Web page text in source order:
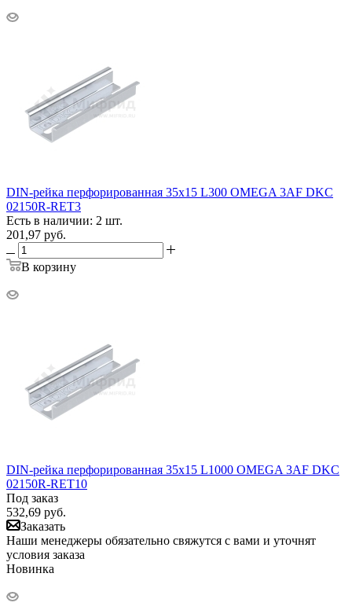
DIN-рейка перфорированная 35х15 L300 OMEGA 3AF DKC
02150R-RET3
Есть в наличии: 2 шт.
201,97 руб.
В корзину
DIN-рейка перфорированная 35х15 L1000 OMEGA 3AF DKC
02150R-RET10
Под заказ
532,69 руб.
Заказать
Наши менеджеры обязательно свяжутся с вами и уточнят
условия заказа
Новинка